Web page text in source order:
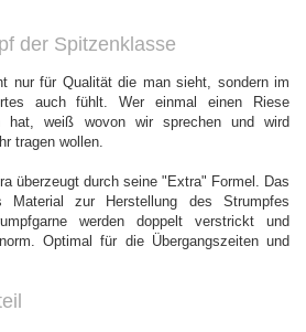
der Spitzenklasse
nur für Qualität die man sieht, sondern im
auch fühlt. Wer einmal einen Riese
hat, weiß wovon wir sprechen und wird
tragen wollen.
überzeugt durch seine "Extra" Formel. Das
Material zur Herstellung des Strumpfes
werden doppelt verstrickt und
Optimal für die Übergangszeiten und